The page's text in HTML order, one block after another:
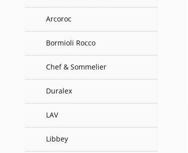
Arcoroc
Bormioli Rocco
Chef & Sommelier
Duralex
LAV
Libbey